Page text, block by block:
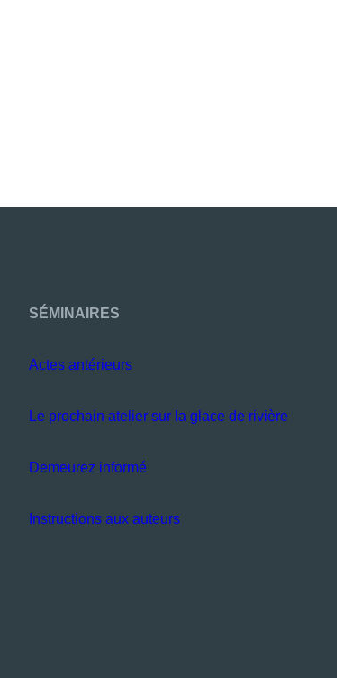
SÉMINAIRES
Actes antérieurs
Le prochain atelier sur la glace de rivière
Demeurez informé
Instructions aux auteurs